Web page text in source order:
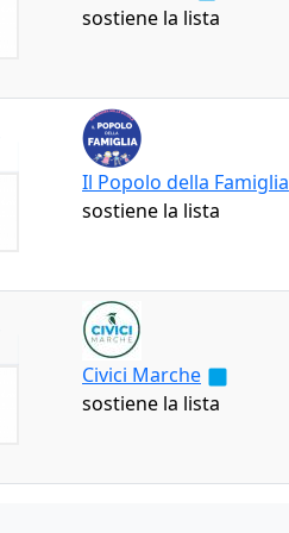
sostiene la lista
Il Popolo della Famiglia
sostiene la lista
Civici Marche
sostiene la lista